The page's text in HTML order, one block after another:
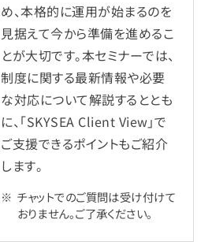
め、本格的に運用が始まるのを
見据えて今から準備を進めるこ
とが大切です。本セミナーでは、
制度に関する最新情報や必要
な対応について解説するととも
に、「SKYSEA Client View」で
ご支援できるポイントもご紹介
します。
チャットでのご質問は受け付けて
おりません。ご了承ください。